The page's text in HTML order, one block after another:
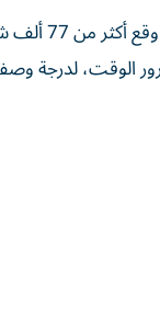
وأثار قرار نقل
الوقت، لدرجة